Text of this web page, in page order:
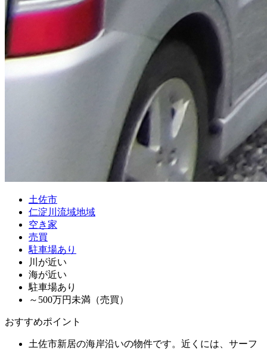
土佐市
仁淀川流域地域
空き家
売買
駐車場あり
川が近い
海が近い
駐車場あり
～500万円未満（売買）
おすすめポイント
土佐市新居の海岸沿いの物件です。近くには、サーフ